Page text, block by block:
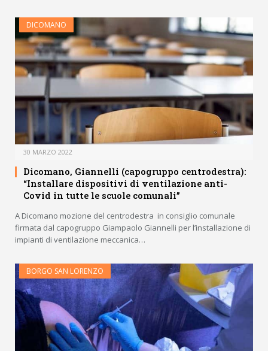
DICOMANO
30 MARZO 2022
Dicomano, Giannelli (capogruppo centrodestra):
“Installare dispositivi di ventilazione anti-
Covid in tutte le scuole comunali”
A Dicomano mozione del centrodestra in consiglio comunale
firmata dal capogruppo Giampaolo Giannelli per l’installazione di
impianti di ventilazione meccanica…
BORGO SAN LORENZO